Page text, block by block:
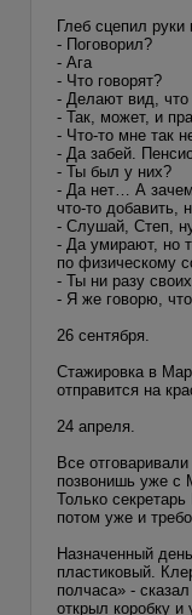
Глеб сцепил
- Поговорил?
- Ага
- Что говорят?
- Делают вид, что
- Так, может, и
- Что-то мне так
- Да забей.
- Ты был у них?
- Да нет… А
что-то добавить,
- Слушай, Степ,
- Да умирают, но
по физическому
- Ты ни разу
- Я же говорю, что
26 сентября.
Стажировка в
отправится на
24 апреля.
Все
позвонишь уже с
Только
потом уже и
Назначенный
пластиковый.
полчаса» -
открыл коробку